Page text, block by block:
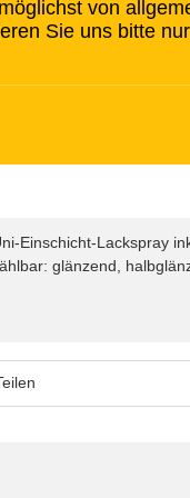
von
Sie uns bitte
Einschicht-Lackspray
glänzend,